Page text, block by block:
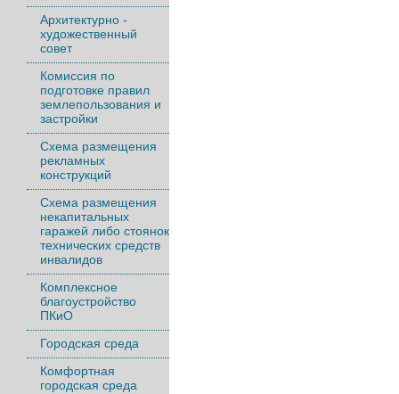
Архитектурно -
художественный
совет
Комиссия по
подготовке правил
землепользования и
застройки
Схема размещения
рекламных
конструкций
Схема размещения
некапитальных
гаражей либо стоянок
технических средств
инвалидов
Комплексное
благоустройство
ПКиО
Городская среда
Комфортная
городская среда